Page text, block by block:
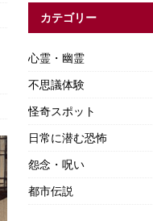
カテゴリー
心霊・幽霊
不思議体験
怪奇スポット
日常に潜む恐怖
怨念・呪い
都市伝説